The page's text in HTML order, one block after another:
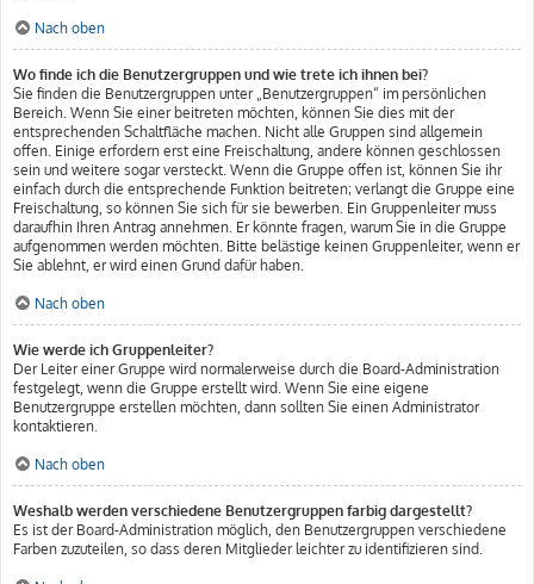
Nach oben
Wo finde ich die Benutzergruppen und wie trete ich ihnen bei?
Sie finden die Benutzergruppen unter „Benutzergruppen“ im persönlichen
Bereich. Wenn Sie einer beitreten möchten, können Sie dies mit der
entsprechenden Schaltfläche machen. Nicht alle Gruppen sind allgemein
offen. Einige erfordern erst eine Freischaltung, andere können geschlossen
sein und weitere sogar versteckt. Wenn die Gruppe offen ist, können Sie ihr
einfach durch die entsprechende Funktion beitreten; verlangt die Gruppe eine
Freischaltung, so können Sie sich für sie bewerben. Ein Gruppenleiter muss
daraufhin Ihren Antrag annehmen. Er könnte fragen, warum Sie in die Gruppe
aufgenommen werden möchten. Bitte belästige keinen Gruppenleiter, wenn er
Sie ablehnt, er wird einen Grund dafür haben.
Nach oben
Wie werde ich Gruppenleiter?
Der Leiter einer Gruppe wird normalerweise durch die Board-Administration
festgelegt, wenn die Gruppe erstellt wird. Wenn Sie eine eigene
Benutzergruppe erstellen möchten, dann sollten Sie einen Administrator
kontaktieren.
Nach oben
Weshalb werden verschiedene Benutzergruppen farbig dargestellt?
Es ist der Board-Administration möglich, den Benutzergruppen verschiedene
Farben zuzuteilen, so dass deren Mitglieder leichter zu identifizieren sind.